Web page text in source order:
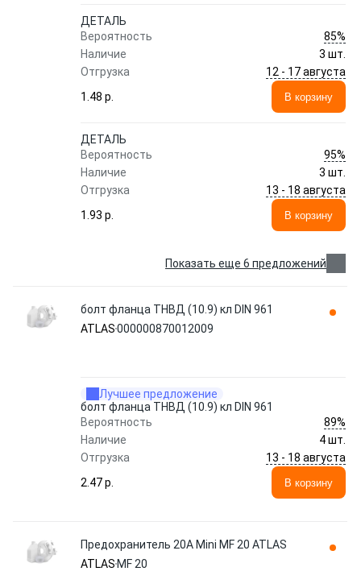
ДЕТАЛЬ
Вероятность
85%
Наличие
3 шт.
Отгрузка
12 - 17 августа
1.48 p.
В корзину
ДЕТАЛЬ
Вероятность
95%
Наличие
3 шт.
Отгрузка
13 - 18 августа
1.93 p.
В корзину
Показать еще 6 предложений
болт фланца ТНВД (10.9) кл DIN 961
ATLAS000000870012009
Лучшее предложение
болт фланца ТНВД (10.9) кл DIN 961
Вероятность
89%
Наличие
4 шт.
Отгрузка
13 - 18 августа
2.47 p.
В корзину
Предохранитель 20A Mini MF 20 ATLAS
ATLAS MF 20